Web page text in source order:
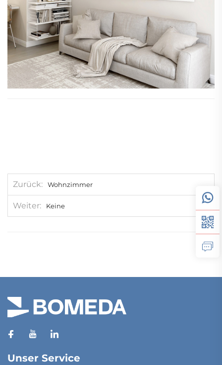
Zurück Wohnzimmer
Weiter Keine
Unser Service